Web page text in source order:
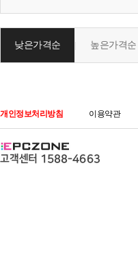
낮은가격순 높은가격순
개인정보처리방침 이용약관